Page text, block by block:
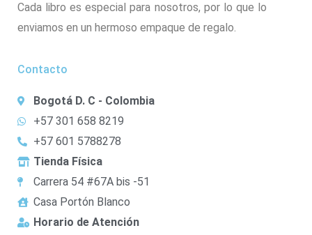
Cada libro es especial para nosotros, por lo que lo
enviamos en un hermoso empaque de regalo.
Contacto
Bogotá D. C - Colombia
+57 301 658 8219
+57 601 5788278
Tienda Física
Carrera 54 #67A bis -51
Casa Portón Blanco
Horario de Atención